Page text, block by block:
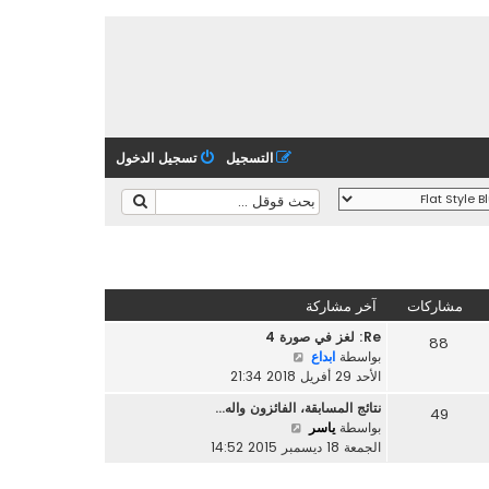
تسجيل الدخول التسجيل
مشاركات آخر مشاركة
88
Re: لغز في صورة 4
بواسطة ابداع
ا
د
آ
خ
الأحد 29 أفريل 2018 21:34
49
نتائج المسابقة، الفائزون واله…
بواسطة ياسر
ا
الجمعة 18 ديسمبر 2015 14:52